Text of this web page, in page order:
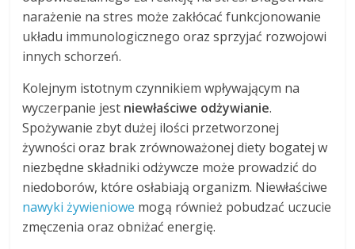
narażenie na stres może zakłócać funkcjonowanie
układu immunologicznego oraz sprzyjać rozwojowi
innych schorzeń.
Kolejnym istotnym czynnikiem wpływającym na
wyczerpanie jest niewłaściwe odżywianie.
Spożywanie zbyt dużej ilości przetworzonej
żywności oraz brak zrównoważonej diety bogatej w
niezbędne składniki odżywcze może prowadzić do
niedoborów, które osłabiają organizm. Niewłaściwe
nawyki żywieniowe mogą również pobudzać uczucie
zmęczenia oraz obniżać energię.